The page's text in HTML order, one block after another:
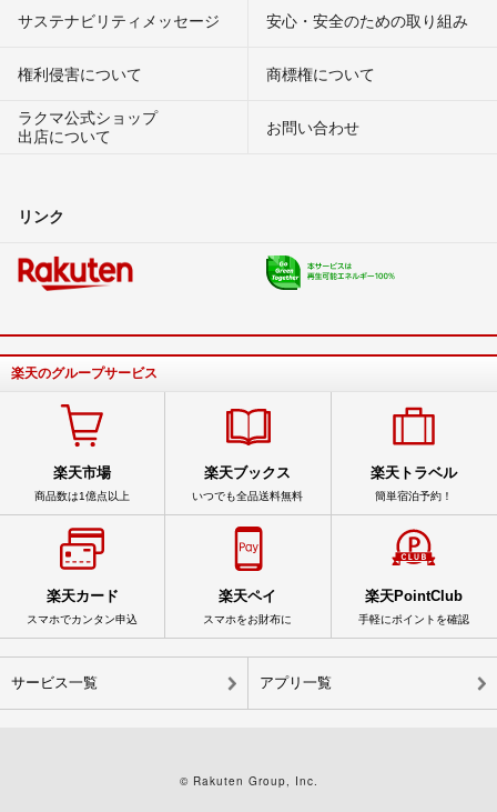
サステナビリティメッセージ 安心・安全のための取り組み
権利侵害について
商標権について
ラクマ公式ショップ
出店について
お問い合わせ
リンク
楽天のグループサービス
楽天市場
商品数は1億点以上
楽天ブックス
いつでも全品送料無料
楽天トラベル
簡単宿泊予約！
楽天カード
スマホでカンタン申込
楽天ペイ
スマホをお財布に
楽天PointClub
手軽にポイントを確認
サービス一覧 アプリ一覧
© Rakuten Group, Inc.